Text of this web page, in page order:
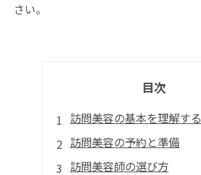
さい。
目次
訪問美容の基本を理解する
訪問美容の予約と準備
訪問美容師の選び方